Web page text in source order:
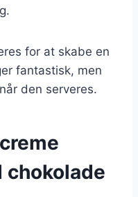
for at skabe en
fantastisk, men
den serveres.
chokolade